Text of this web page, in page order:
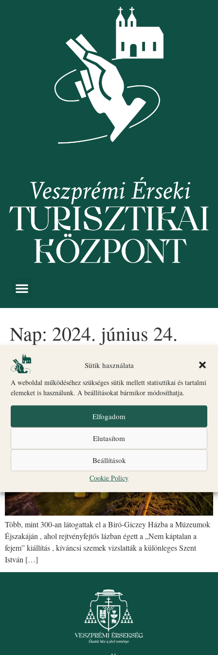
Sütik használata
A weboldal működéséhez szükséges sütik mellett statisztikai és tartalmi
elemeket is használunk. A beállításokat bármikor módosíthatja.
Elfogadom
Elutasítom
Beállítások
Cookie Policy
Nap: 2024. június 24.
Köszönjük, hogy életre
keltettétek a kanonoki házat!
Több, mint 300-an látogattak el a Biró-Giczey Házba a Múzeumok
Éjszakáján , ahol rejtvényfejtős lázban égett a „Nem káptalan a
fejem” kiállítás , kíváncsi szemek vizslatták a különleges Szent
István […]